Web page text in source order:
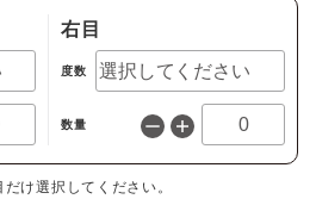
右目
度数
数量
け選択してください。